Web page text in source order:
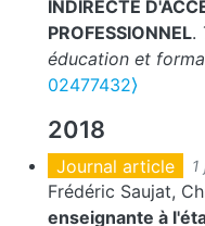
INDIRECTE
PROFESSIONNEL.
éducation et
02477432⟩
2018
Journal article 1
Frédéric Saujat,
enseignante à